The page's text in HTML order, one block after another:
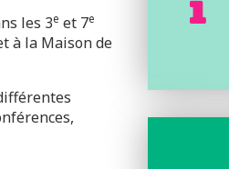
les 3e et 7e
à la Maison de